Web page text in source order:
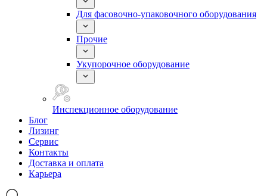
Для фасовочно-упаковочного оборудования
Прочие
Укупорочное оборудование
Инспекционное оборудование
Блог
Лизинг
Сервис
Контакты
Доставка и оплата
Карьера